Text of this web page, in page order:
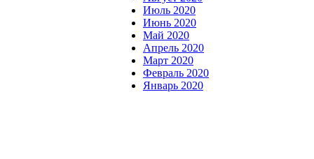
Июль 2020
Июнь 2020
Май 2020
Апрель 2020
Март 2020
Февраль 2020
Январь 2020